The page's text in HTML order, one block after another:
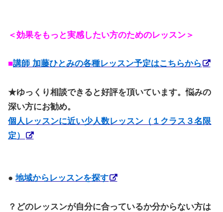
＜効果をもっと実感したい方のためのレッスン＞
■講師 加藤ひとみの各種レッスン予定はこちらから
★ゆっくり相談できると好評を頂いています。悩みの
深い方にお勧め。
個人レッスンに近い少人数レッスン（１クラス３名限
定）
●地域からレッスンを探す
？どのレッスンが自分に合っているか分からない方は